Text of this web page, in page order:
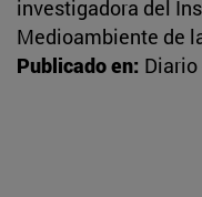
investigadora del
Medioambiente de
Publicado en: Diario